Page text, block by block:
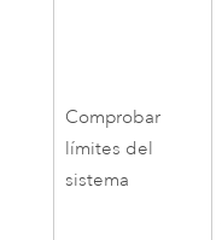
Comprobar
límites del
sistema